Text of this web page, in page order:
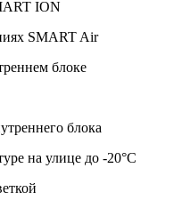
ION
SMART Air
блоке
блока
на улице до -20°С